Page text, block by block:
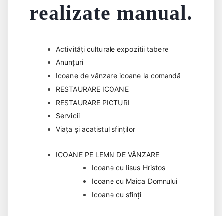
realizate manual.
Activități culturale expozitii tabere
Anunțuri
Icoane de vânzare icoane la comandă
RESTAURARE ICOANE
RESTAURARE PICTURI
Servicii
Viața și acatistul sfinților
ICOANE PE LEMN DE VÂNZARE
Icoane cu Iisus Hristos
Icoane cu Maica Domnului
Icoane cu sfinți